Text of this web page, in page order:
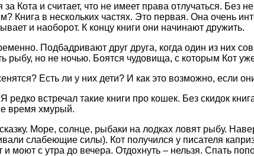
Кота и считает, что не имеет права отлучаться.
Книга в нескольких частях. Это первая. Она очень
и наоборот. К концу книги они начинают дружить.
Подбадривают друг друга, когда один из них
рыбу, но не ночью. Боятся чудовища, с которым Кот
Есть ли у них дети? И как это возможно, если
редко встречал такие книги про кошек. Без скидок
время хмурый.
Море, солнце, рыбаки на лодках ловят рыбу.
слабеющие силы). Кот получился у писателя
и моют с утра до вечера. Отдохнуть – нельзя. Спать